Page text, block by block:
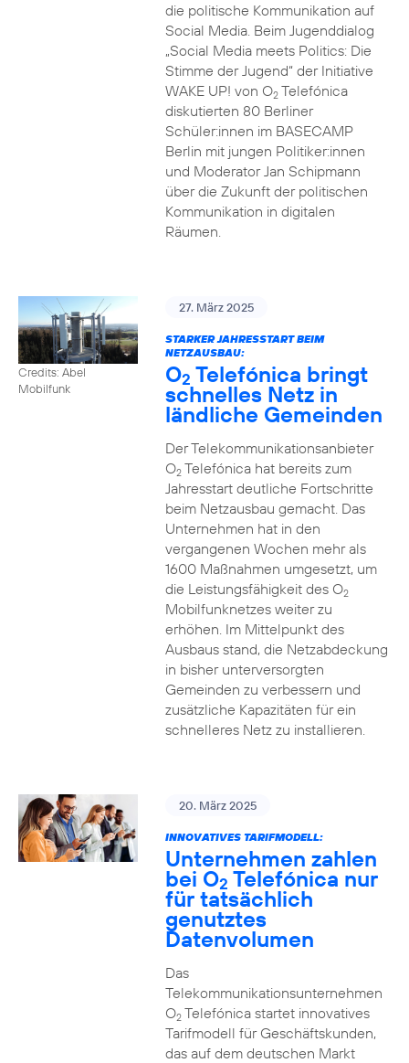
die politische Kommunikation auf
Social Media. Beim Jugenddialog
„Social Media meets Politics: Die
Stimme der Jugend“ der Initiative
WAKE UP! von O2Telefónica
diskutierten 80 Berliner
Schüler:innen im BASECAMP
Berlin mit jungen Politiker:innen
und Moderator Jan Schipmann
über die Zukunft der politischen
Kommunikation in digitalen
Räumen.
Credits: Abel
Mobilfunk
27. März 2025
STARKER JAHRESSTART BEIM
NETZAUSBAU:
O2 Telefónica bringt
schnelles Netz in
ländliche Gemeinden
Der Telekommunikationsanbieter
O2Telefónica hat bereits zum
Jahresstart deutliche Fortschritte
beim Netzausbau gemacht. Das
Unternehmen hat in den
vergangenen Wochen mehr als
1600 Maßnahmen umgesetzt, um
die Leistungsfähigkeit des O2
Mobilfunknetzes weiter zu
erhöhen. Im Mittelpunkt des
Ausbaus stand, die Netzabdeckung
in bisher unterversorgten
Gemeinden zu verbessern und
zusätzliche Kapazitäten für ein
schnelleres Netz zu installieren.
20. März 2025
INNOVATIVES TARIFMODELL:
Unternehmen zahlen
bei O2 Telefónica nur
für tatsächlich
genutztes
Datenvolumen
Das
Telekommunikationsunternehmen
O2Telefónica startet innovatives
Tarifmodell für Geschäftskunden,
das auf dem deutschen Markt